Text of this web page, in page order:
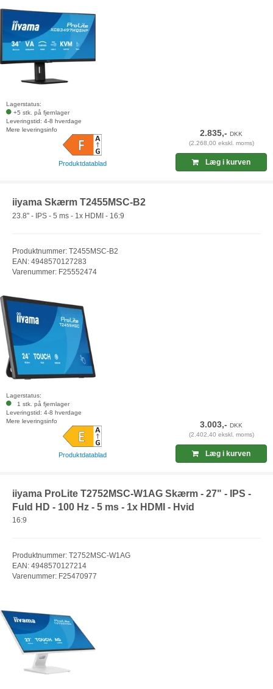
Lagerstatus:
+5 stk. på fjernlager
Leveringstid: 4-8 hverdage
Mere leveringsinfo
Produktdatablad
2.835,-DKK
(2.268,00 ekskl. moms)
Læg i kurven
iiyama Skærm T2455MSC-B2
23.8" - IPS - 5 ms - 1x HDMI - 16:9
Produktnummer: T2455MSC-B2
EAN: 4948570127283
Varenummer: F25552474
Lagerstatus:
1 stk. på fjernlager
Leveringstid: 4-8 hverdage
Mere leveringsinfo
Produktdatablad
3.003,-DKK
(2.402,40 ekskl. moms)
Læg i kurven
iiyama ProLite T2752MSC-W1AG Skærm - 27" - IPS -
Fuld HD - 100 Hz - 5 ms - 1x HDMI - Hvid
16:9
Produktnummer: T2752MSC-W1AG
EAN: 4948570127214
Varenummer: F25470977